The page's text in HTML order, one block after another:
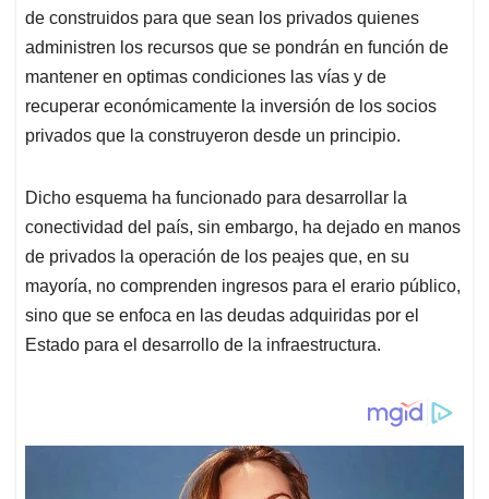
de construidos para que sean los privados quienes
administren los recursos que se pondrán en función de
mantener en optimas condiciones las vías y de
recuperar económicamente la inversión de los socios
privados que la construyeron desde un principio.
Dicho esquema ha funcionado para desarrollar la
conectividad del país, sin embargo, ha dejado en manos
de privados la operación de los peajes que, en su
mayoría, no comprenden ingresos para el erario público,
sino que se enfoca en las deudas adquiridas por el
Estado para el desarrollo de la infraestructura.